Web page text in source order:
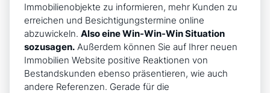
Immobilienobjekte zu informieren, mehr Kunden zu
erreichen und Besichtigungstermine online
abzuwickeln. Also eine Win-Win-Win Situation
sozusagen. Außerdem können Sie auf Ihrer neuen
Immobilien Website positive Reaktionen von
Bestandskunden ebenso präsentieren, wie auch
andere Referenzen. Gerade für die